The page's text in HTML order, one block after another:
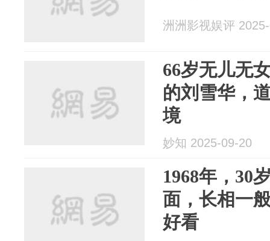
洲洲影视娱评
66岁无儿无
的刘雪华，
境
妙知 2025-09-20
1968年，30
面，长相一
好看